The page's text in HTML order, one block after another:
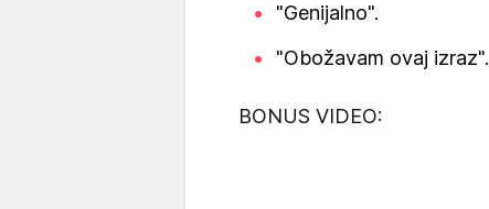
"Genijalno".
"Obožavam ovaj izraz".
BONUS VIDEO: